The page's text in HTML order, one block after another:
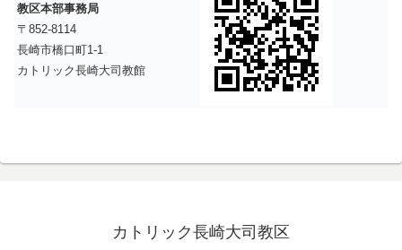
教区本部事務局
〒852-8114
長崎市橋口町1-1
カトリック長崎大司教館
カトリック長崎大司教区